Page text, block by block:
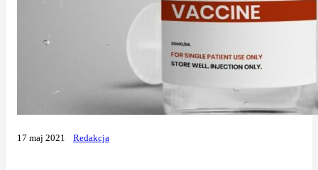
17 maj 2021 Redakcja